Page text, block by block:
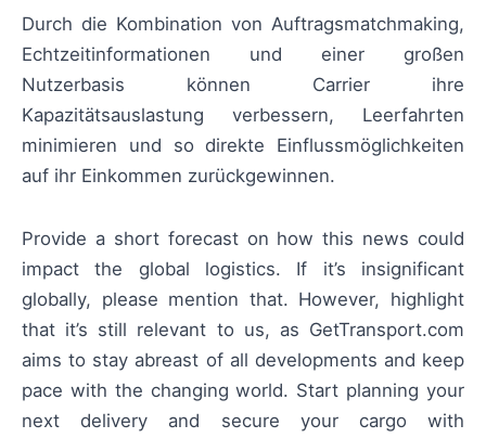
Durch die Kombination von Auftragsmatchmaking,
Echtzeitinformationen und einer großen
Nutzerbasis können Carrier ihre
Kapazitätsauslastung verbessern, Leerfahrten
minimieren und so direkte Einflussmöglichkeiten
auf ihr Einkommen zurückgewinnen.
Provide a short forecast on how this news could
impact the global logistics. If it’s insignificant
globally, please mention that. However, highlight
that it’s still relevant to us, as GetTransport.com
aims to stay abreast of all developments and keep
pace with the changing world. Start planning your
next delivery and secure your cargo with